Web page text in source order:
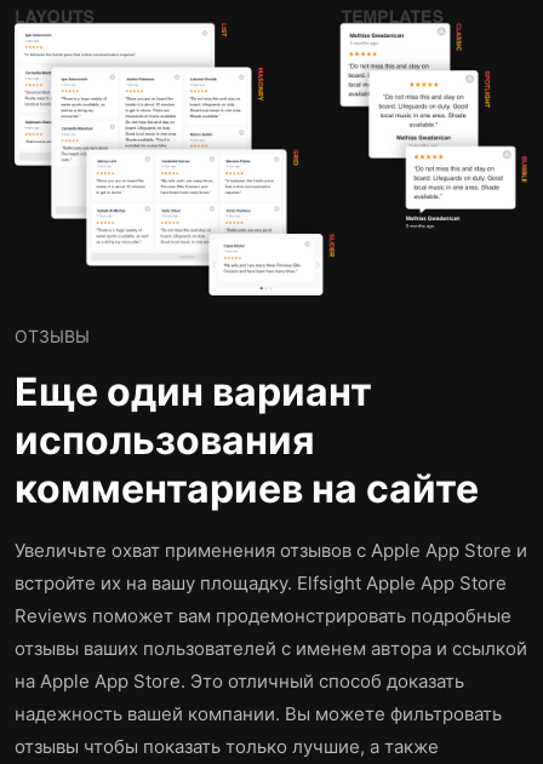
ОТЗЫВЫ
Еще один вариант
использования
комментариев на сайте
Увеличьте охват применения отзывов с Apple App Store и
встройте их на вашу площадку. Elfsight Apple App Store
Reviews поможет вам продемонстрировать подробные
отзывы ваших пользователей с именем автора и ссылкой
на Apple App Store. Это отличный способ доказать
надежность вашей компании. Вы можете фильтровать
отзывы чтобы показать только лучшие, а также